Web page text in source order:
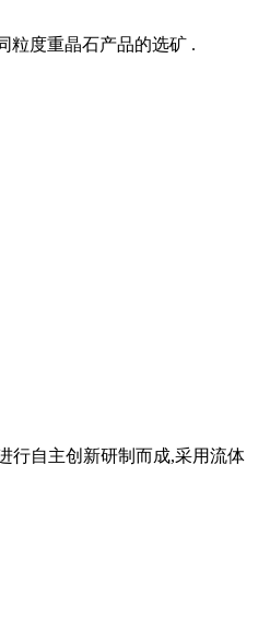
粒度重晶石产品的选矿 .
行自主创新研制而成,采用流体